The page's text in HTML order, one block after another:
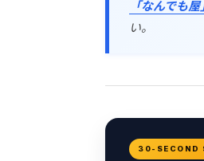
「なんでも
い。
30-SECOND